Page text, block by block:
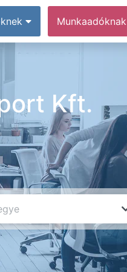
Munkaadóknak
Kft.